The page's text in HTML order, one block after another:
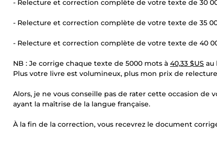
- Relecture et correction complète de votre texte de 30
- Relecture et correction complète de votre texte de 35
- Relecture et correction complète de votre texte de 40
NB : Je corrige chaque texte de 5000 mots à 40,33 $US au
Plus votre livre est volumineux, plus mon prix de
Alors, je ne vous conseille pas de rater cette occasion
ayant la maîtrise de la langue française.
À la fin de la correction, vous recevrez le document